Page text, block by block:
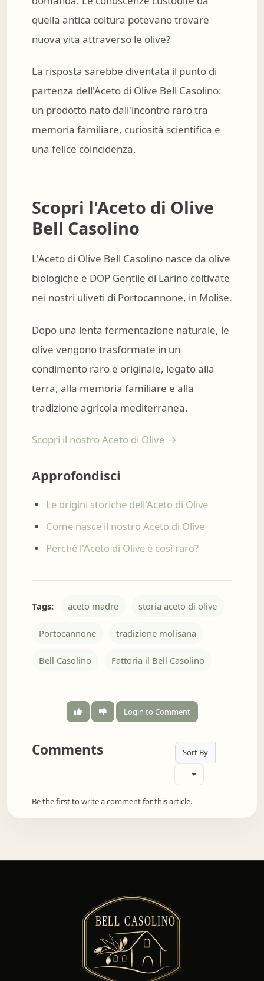
quella antica coltura potevano trovare
nuova vita attraverso le olive?
La risposta sarebbe diventata il punto di
partenza dell'Aceto di Olive Bell Casolino:
un prodotto nato dall'incontro raro tra
memoria familiare, curiosità scientifica e
una felice coincidenza.
Scopri l'Aceto di Olive
Bell Casolino
L'Aceto di Olive Bell Casolino nasce da olive
biologiche e DOP Gentile di Larino coltivate
nei nostri uliveti di Portocannone, in Molise.
Dopo una lenta fermentazione naturale, le
olive vengono trasformate in un
condimento raro e originale, legato alla
terra, alla memoria familiare e alla
tradizione agricola mediterranea.
Scopri il nostro Aceto di Olive →
Approfondisci
Le origini storiche dell'Aceto di Olive
Come nasce il nostro Aceto di Olive
Perché l'Aceto di Olive è così raro?
Tags: aceto madre storia aceto di olive
Portocannone tradizione molisana
Bell Casolino Fattoria il Bell Casolino
Login to Comment
Comments Sort By
Be the first to write a comment for this article.